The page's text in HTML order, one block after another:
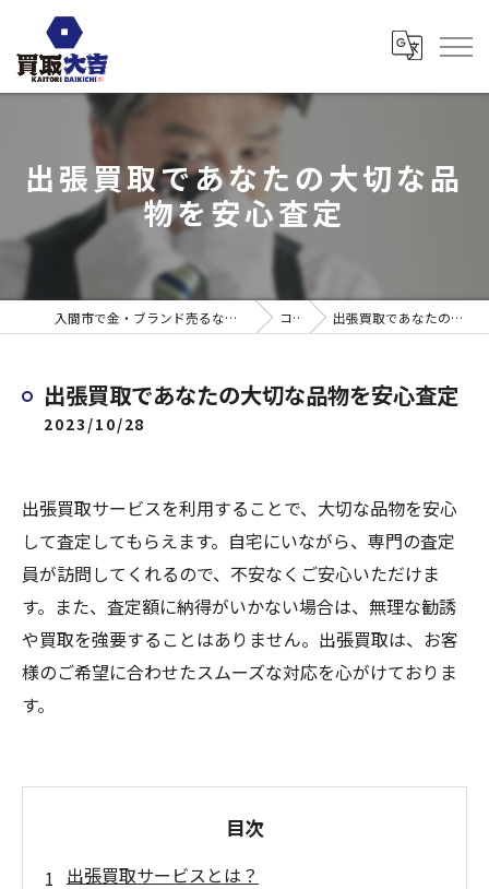
出張買取であなたの大切な品
物を安心査定
入間市で金・ブランド売るなら買取大吉 ウエスタ武蔵藤沢店 コラム 出張買取であなたの大切な品物を安心査定
出張買取であなたの大切な品物を安心査定
2023/10/28
出張買取サービスを利用することで、大切な品物を安心
して査定してもらえます。自宅にいながら、専門の査定
員が訪問してくれるので、不安なくご安心いただけま
す。また、査定額に納得がいかない場合は、無理な勧誘
や買取を強要することはありません。出張買取は、お客
様のご希望に合わせたスムーズな対応を心がけておりま
す。
目次
出張買取サービスとは？